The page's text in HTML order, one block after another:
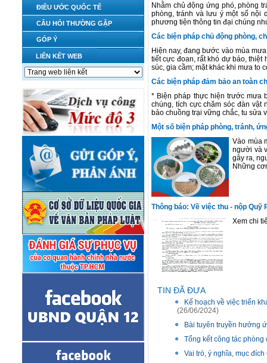
ĐIỀU ƯỚC QUỐC TẾ
CÂU HỎI THƯỜNG GẶP
GÓP Ý
LIÊN KẾT WEB
Nhằm chủ động ứng phó, phòng
phòng, tránh và lưu ý một số nội
phương tiện thông tin đại chúng
Các biện pháp chủ động phòng,
Hiện nay, đang bước vào mùa
tiết cực đoan, rất khó dự báo,
súc, gia cầm; mặt khác khi mưa to
Các biện pháp đảm bảo an toàn
* Biện pháp thực hiện trước mưa
chúng, tích cực chăm sóc đàn vật
bảo chuồng trại vững chắc, tu sửa
Một số biện pháp phòng, tránh,
Vào mùa
người và
gây ra,
Những
Thông báo: Về việc thu - nộp Quỹ
Xem chi
TIN ĐÃ ĐƯA
Kế hoạch về việc triển
(26/06/2024)
Bài tuyên truyền hưởng
Tổng kết công tác
Vai trò, ý nghĩa, mục